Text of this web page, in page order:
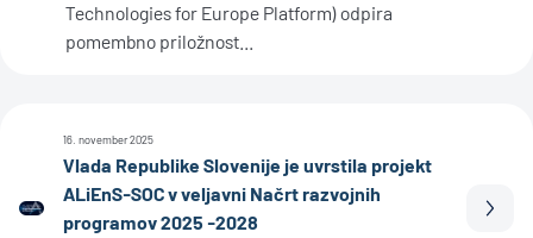
Technologies for Europe Platform) odpira
pomembno priložnost...
16. november 2025
Vlada Republike Slovenije je uvrstila projekt
ALiEnS-SOC v veljavni Načrt razvojnih
programov 2025 -2028